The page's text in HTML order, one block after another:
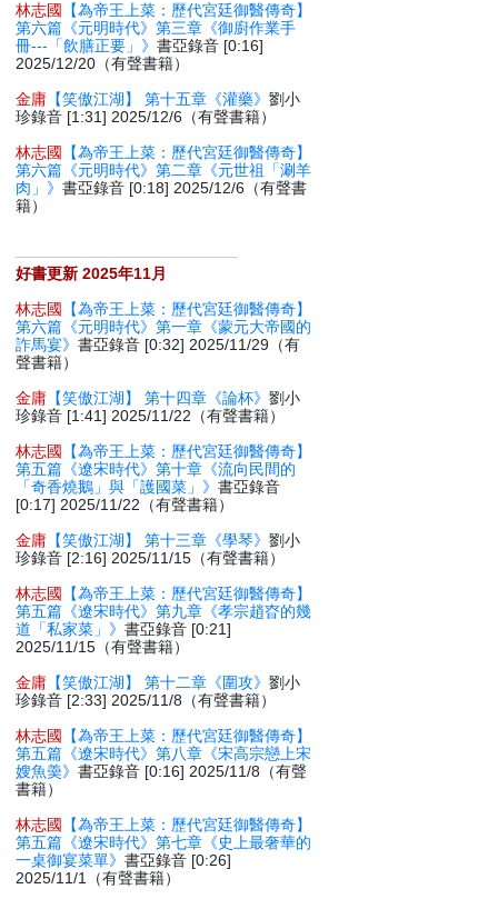
林志國
【為帝王上菜：歷代宮廷御醫傳奇】
第六篇《元明時代》第三章《御廚作業手
冊---「飲膳正要」》書亞錄音 [0:16]
2025/12/20（有聲書籍）
金庸 【笑傲江湖】 第十五章《灌藥》劉小
珍錄音 [1:31] 2025/12/6（有聲書籍）
林志國
【為帝王上菜：歷代宮廷御醫傳奇】
第六篇《元明時代》第二章《元世祖「涮羊
肉」》書亞錄音 [0:18] 2025/12/6（有聲書
籍）
好書更新 2025年11月
林志國
【為帝王上菜：歷代宮廷御醫傳奇】
第六篇《元明時代》第一章《蒙元大帝國的
詐馬宴》書亞錄音 [0:32] 2025/11/29（有
聲書籍）
金庸 【笑傲江湖】 第十四章《論杯》劉小
珍錄音 [1:41] 2025/11/22（有聲書籍）
林志國
【為帝王上菜：歷代宮廷御醫傳奇】
第五篇《遼宋時代》第十章《流向民間的
「奇香燒鵝」與「護國菜」》書亞錄音
[0:17] 2025/11/22（有聲書籍）
金庸 【笑傲江湖】 第十三章《學琴》劉小
珍錄音 [2:16] 2025/11/15（有聲書籍）
林志國
【為帝王上菜：歷代宮廷御醫傳奇】
第五篇《遼宋時代》第九章《孝宗趙昚的幾
道「私家菜」》書亞錄音 [0:21]
2025/11/15（有聲書籍）
金庸 【笑傲江湖】 第十二章《圍攻》劉小
珍錄音 [2:33] 2025/11/8（有聲書籍）
林志國
【為帝王上菜：歷代宮廷御醫傳奇】
第五篇《遼宋時代》第八章《宋高宗戀上宋
嫂魚羮》書亞錄音 [0:16] 2025/11/8（有聲
書籍）
林志國
【為帝王上菜：歷代宮廷御醫傳奇】
第五篇《遼宋時代》第七章《史上最奢華的
一桌御宴菜單》書亞錄音 [0:26]
2025/11/1（有聲書籍）